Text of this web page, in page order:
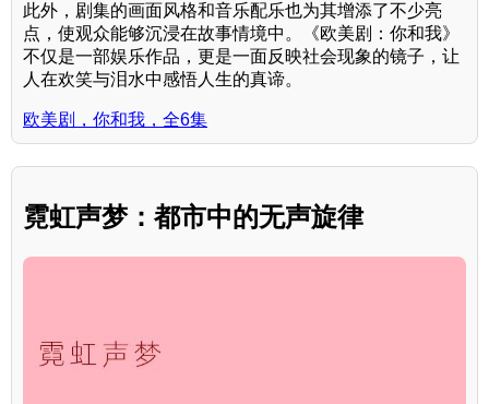
此外，剧集的画面风格和音乐配乐也为其增添了不少亮
点，使观众能够沉浸在故事情境中。《欧美剧：你和我》
不仅是一部娱乐作品，更是一面反映社会现象的镜子，让
人在欢笑与泪水中感悟人生的真谛。
欧美剧，你和我，全6集
霓虹声梦：都市中的无声旋律